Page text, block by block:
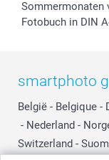
Sommermonaten
Fotobuch in DIN
smartphoto
België - Belgique -
- Nederland -
Switzerland -